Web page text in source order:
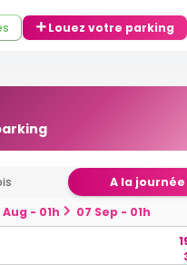
Louez votre parking
A la journée
Aug - 01h
07 Sep - 01h